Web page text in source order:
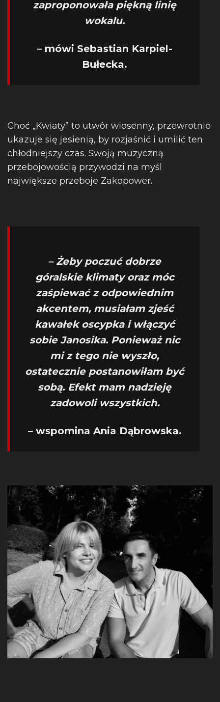
zaproponowała piękną linię
wokalu.
– mówi Sebastian Karpiel-
Bułecka.
Choć „Kwiaty” to utwór wiosenny, przewrotnie
ukazuje się jesienią, by rozjaśnić i umilić ten
chłodniejszy czas. Swoją muzyczną
przebojowością przywodzi na myśl
największe przeboje Zakopower.
– Żeby poczuć dobrze
góralskie klimaty oraz móc
zaśpiewać z odpowiednim
akcentem, musiałam zjeść
kawałek oscypka i włączyć
sobie Janosika. Ponieważ nic
mi z tego nie wyszło,
ostatecznie postanowiłam być
sobą. Efekt mam nadzieję
zadowoli wszystkich.
– wspomina Ania Dąbrowska.